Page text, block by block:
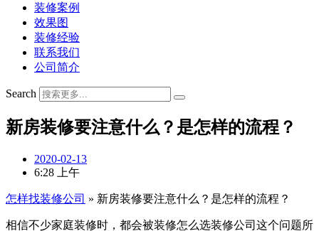
装修案例
效果图
装修经验
联系我们
公司简介
Search
新房装修要注意什么？是怎样的流程？
2020-02-13
6:28 上午
怎样找装修公司 » 新房装修要注意什么？是怎样的流程？
相信不少家庭装修时，都会被装修怎么选装修公司这个问题所